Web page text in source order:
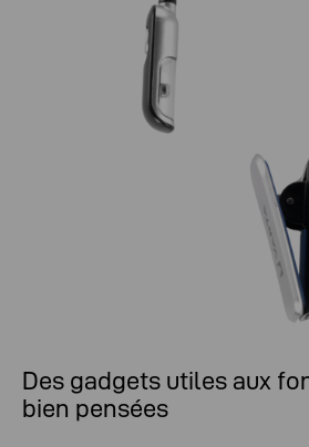
Des gadgets utiles aux
bien pensées